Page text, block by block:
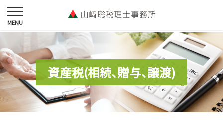
資産税(相続、贈与、譲渡)